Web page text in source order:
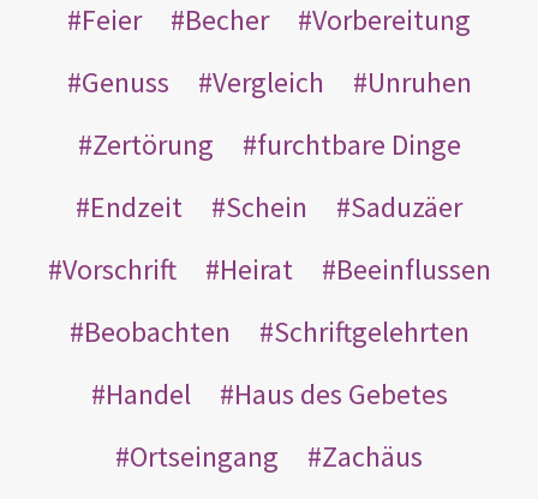
Feier
Becher
Vorbereitung
Genuss
Vergleich
Unruhen
Zertörung
furchtbare Dinge
Endzeit
Schein
Saduzäer
Vorschrift
Heirat
Beeinflussen
Beobachten
Schriftgelehrten
Handel
Haus des Gebetes
Ortseingang
Zachäus